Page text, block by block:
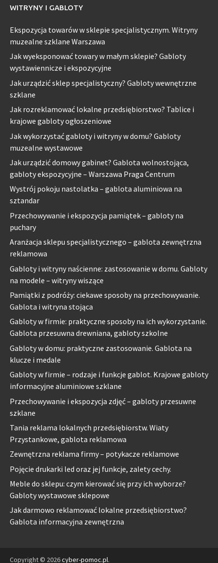
WITRYNY I GABLOTY
Ekspozycja towarów w sklepie specjalistycznym. Witryny
muzealne szklane Warszawa
Jak wyeksponować towary w małym sklepie? Gabloty
wystawiennicze i ekspozycyjne
Jak urządzić sklep specjalistyczny? Gabloty wewnętrzne
szklane
Jak rozreklamować lokalne przedsiębiorstwo? Tablice i
krajowe gabloty ogłoszeniowe
Jak wykorzystać gabloty i witryny w domu? Gabloty
muzealne wystawowe
Jak urządzić domowy gabinet? Gablota wolnostojąca,
gabloty ekspozycyjne – Warszawa Praga Centrum
Wystrój pokoju nastolatka – gablota aluminiowa na
sztandar
Przechowywanie i ekspozycja pamiątek – gabloty na
puchary
Aranżacja sklepu specjalistycznego – gablota zewnętrzna
reklamowa
Gabloty i witryny naścienne: zastosowanie w domu. Gabloty
na modele – witryny wiszące
Pamiątki z podróży: ciekawe sposoby na przechowywanie.
Gablota i witryna stojąca
Gabloty w firmie: praktyczne sposoby na ich wykorzystanie.
Gablota przesuwna drewniana, gabloty szkolne
Gabloty w domu: praktyczne zastosowanie. Gablota na
klucze i medale
Gabloty w firmie – rodzaje i funkcje gablot. Krajowe gabloty
informacyjne aluminiowe szklane
Przechowywanie i ekspozycja zdjęć – gabloty przesuwne
szklane
Tania reklama lokalnych przedsiębiorstw. Wiaty
Przystankowe, gablota reklamowa
Zewnętrzna reklama firmy – potykacze reklamowe
Pojęcie drukarki led oraz jej funkcje, zalety cechy.
Meble do sklepu: czym kierować się przy ich wyborze?
Gabloty wystawowe sklepowe
Jak darmowo reklamować lokalne przedsiębiorstwo?
Gablota informacyjna zewnętrzna
Copyright © 2026cyber-pomoc.pl.